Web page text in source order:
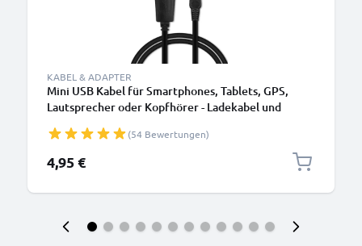
KABEL & ADAPTER
Mini USB Kabel für Smartphones, Tablets, GPS,
Lautsprecher oder Kopfhörer - Ladekabel und
(54 Bewertungen)
4,95 €